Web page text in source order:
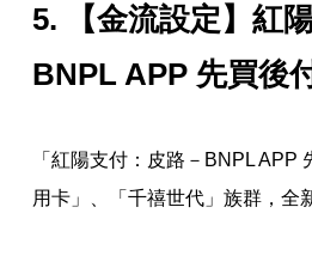
5.
【金流設定】紅
BNPL APP 先買後
「紅陽支付：皮路－BNPL APP
用卡」、「千禧世代」族群，全